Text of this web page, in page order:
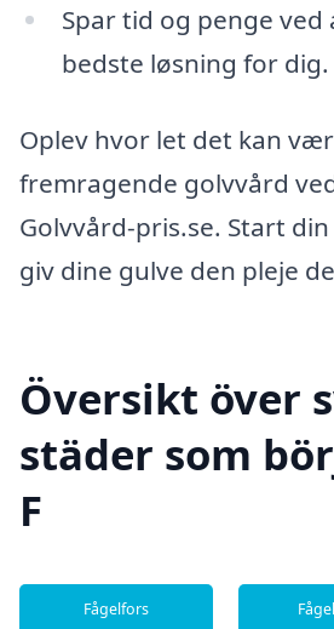
Spar tid og penge
bedste løsning for dig.
Oplev hvor let det kan
fremragende golvvård
Golvvård-pris.se. Start
giv dine gulve den pleje
Översikt över
städer som
F
Fågelfors